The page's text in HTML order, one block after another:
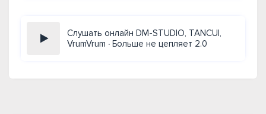
Слушать онлайн DM-STUDIO, TANCUI,
VrumVrum ∙ Больше не цепляет 2.0